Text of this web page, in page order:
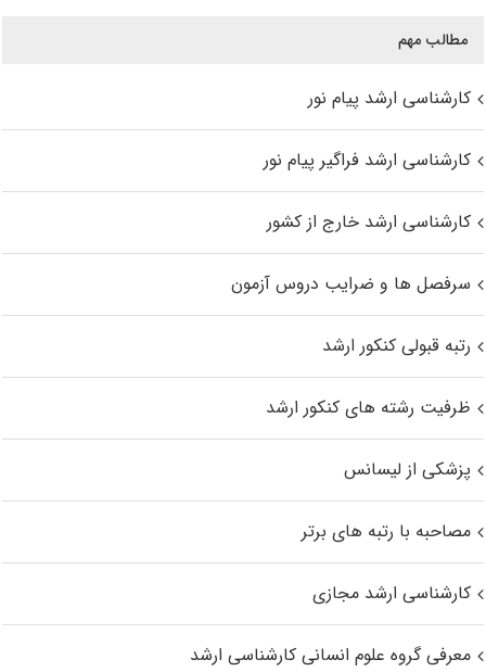
مطالب مهم
کارشناسی ارشد پیام نور
کارشناسی ارشد فراگیر پیام نور
کارشناسی ارشد خارج از کشور
سرفصل ها و ضرایب دروس آزمون
رتبه قبولی کنکور ارشد
ظرفیت رشته های کنکور ارشد
پزشکی از لیسانس
مصاحبه با رتبه های برتر
کارشناسی ارشد مجازی
معرفی گروه علوم انسانی کارشناسی ارشد